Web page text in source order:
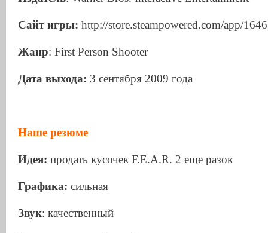
Сайт игры: http://store.steampowered.com/app/
Жанр: First Person Shooter
Дата выхода: 3 сентября 2009 года
Наше резюме
Идея: продать кусочек F.E.A.R. 2 еще разок
Графика: сильная
Звук: качественный